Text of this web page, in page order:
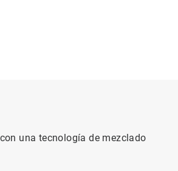
una tecnología de mezclado